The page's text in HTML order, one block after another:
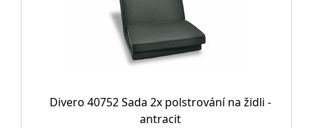
Divero 40752 Sada 2x polstrování na židli -
antracit